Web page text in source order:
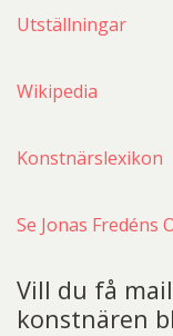
Utställningar
Wikipedia
Konstnärslexikon
Se Jonas Fredéns
Vill du få
konstnären